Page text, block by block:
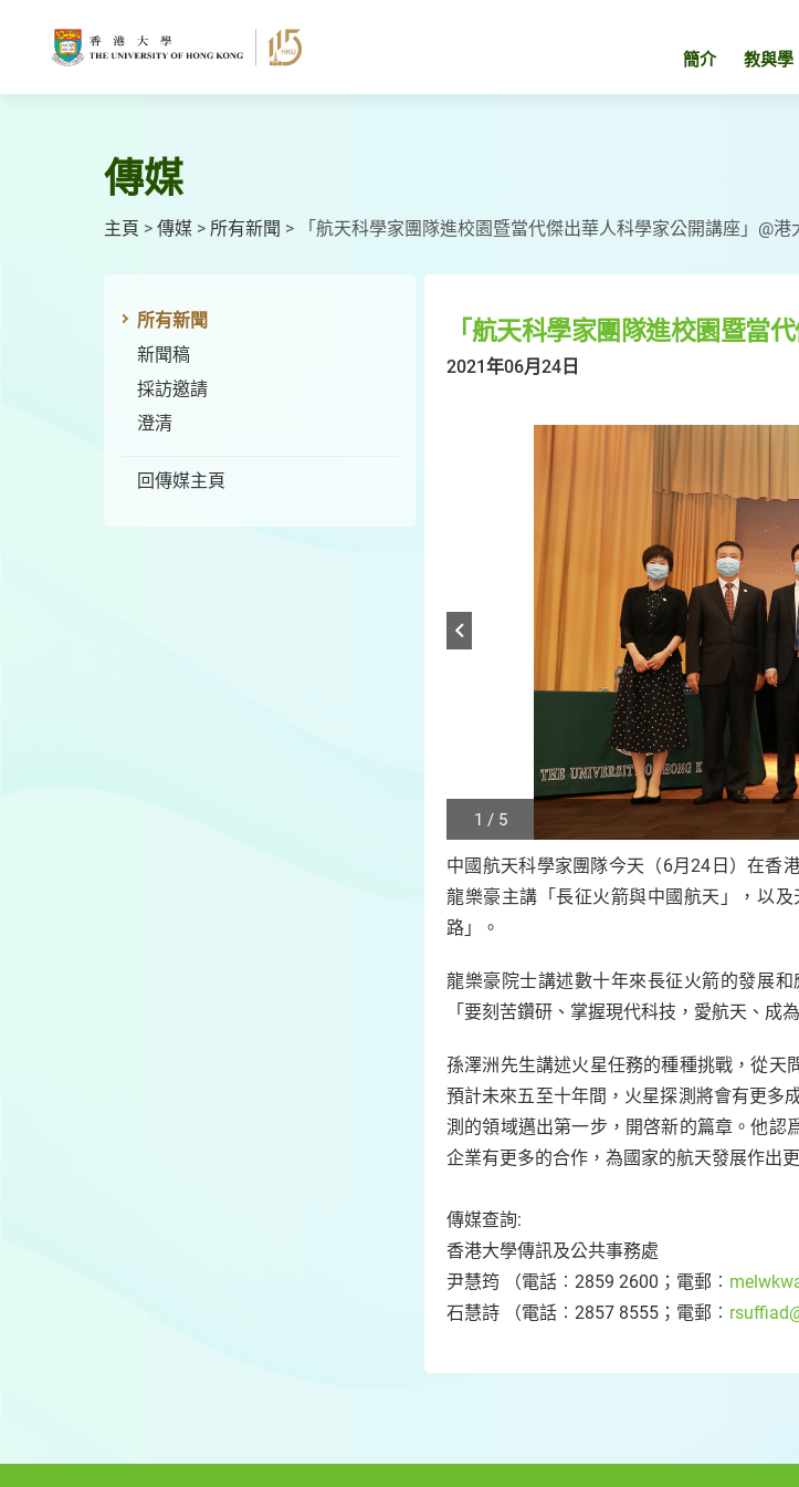
簡介 教與學
傳媒
主頁 > 傳媒 > 所有新聞 > 「航天科學家團隊進校園暨當代傑出華人科學家公開講座」@港
所有新聞
新聞稿
採訪邀請
澄清
回傳媒主頁
「航天科學家團隊進校園暨當
2021年06月24日
1 / 5
Play
/
the
中國航天科學家團隊今天（6月24日）在香
龍樂豪主講「長征火箭與中國航天」，以
路」。
龍樂豪院士講述數十年來長征火箭的發展
「要刻苦鑽研、掌握現代科技，愛航天、成
孫澤洲先生講述火星任務的種種挑戰，從天
預計未來五至十年間，火星探測將會有更多
測的領域邁出第一步，開啓新的篇章。他認
企業有更多的合作，為國家的航天發展作出
傳媒查詢:
香港大學傳訊及公共事務處
尹慧筠 （電話︰2859 2600；電郵︰
石慧詩 （電話︰2857 8555；電郵︰